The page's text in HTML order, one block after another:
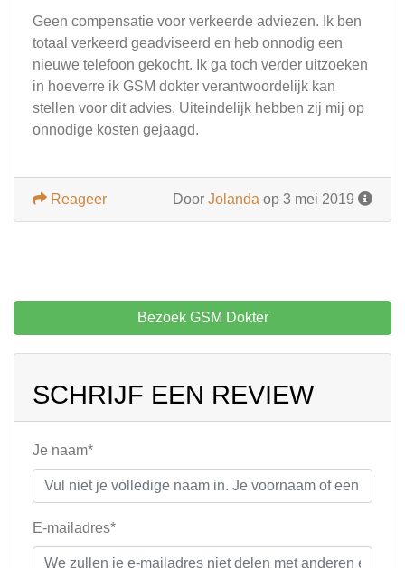
Geen compensatie voor verkeerde adviezen. Ik ben
totaal verkeerd geadviseerd en heb onnodig een
nieuwe telefoon gekocht. Ik ga toch verder uitzoeken
in hoeverre ik GSM dokter verantwoordelijk kan
stellen voor dit advies. Uiteindelijk hebben zij mij op
onnodige kosten gejaagd.
Door Jolanda op 3 mei 2019
Reageer
Bezoek GSM Dokter
SCHRIJF EEN REVIEW
Je naam*
E-mailadres*